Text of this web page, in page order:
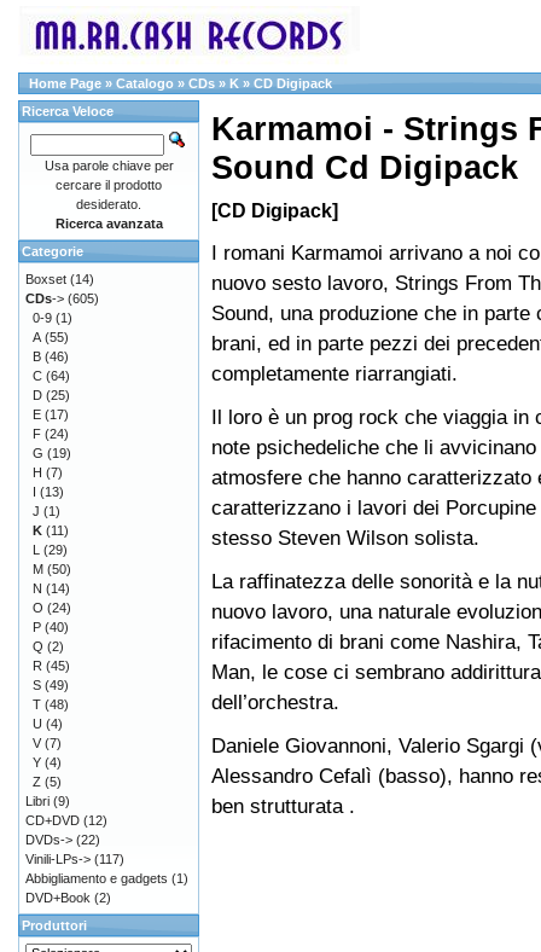
Home Page » Catalogo » CDs » K » CD Digipack
Karmamoi - Strings
Sound Cd Digipack
[CD Digipack]
I romani Karmamoi arrivano a noi
nuovo sesto lavoro, Strings From
Sound, una produzione che in parte
brani, ed in parte pezzi dei
completamente riarrangiati.
Il loro è un prog rock che viaggia in
note psichedeliche che li
atmosfere che hanno caratterizzato
caratterizzano i lavori dei Porcupine
stesso Steven Wilson solista.
La raffinatezza delle sonorità e la
nuovo lavoro, una naturale
rifacimento di brani come Nashira,
Man, le cose ci sembrano
dell’orchestra.
Daniele Giovannoni, Valerio
Alessandro Cefalì (basso), hanno
ben strutturata .
Ricerca Veloce
Usa parole chiave per
cercare il prodotto
desiderato.
Ricerca avanzata
Categorie
Boxset (14)
CDs-> (605)
0-9 (1)
A (55)
B (46)
C (64)
D (25)
E (17)
F (24)
G (19)
H (7)
I (13)
J (1)
K (11)
L (29)
M (50)
N (14)
O (24)
P (40)
Q (2)
R (45)
S (49)
T (48)
U (4)
V (7)
Y (4)
Z (5)
Libri (9)
CD+DVD (12)
DVDs-> (22)
Vinili-LPs-> (117)
Abbigliamento e gadgets (1)
DVD+Book (2)
Produttori